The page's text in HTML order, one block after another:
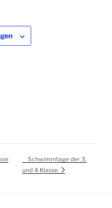
Schwimmtage der 3.
und 4.Klasse